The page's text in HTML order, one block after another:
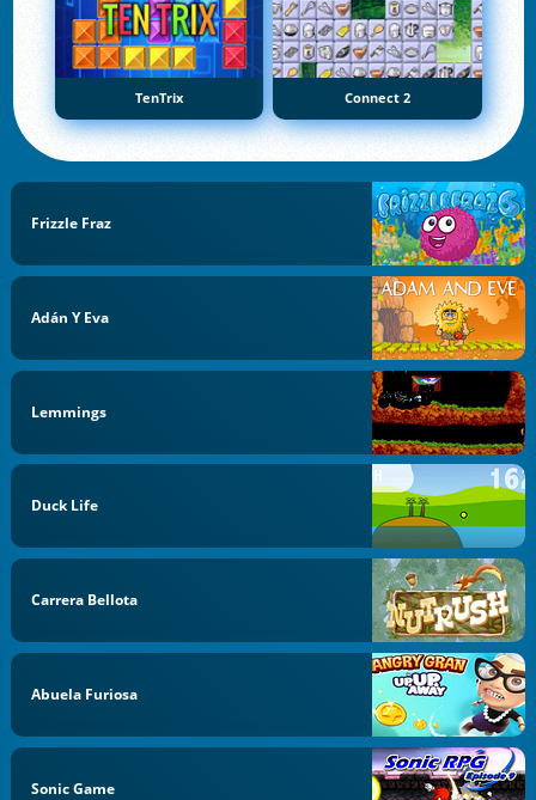
TenTrix Connect 2
Frizzle Fraz
Adán Y Eva
Lemmings
Duck Life
Carrera Bellota
Abuela Furiosa
Sonic Game